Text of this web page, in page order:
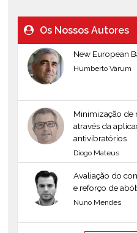
Os Nossos Autores
New European
Humberto Varum
Minimização de
através da
antivibratórios
Diogo Mateus
Avaliação do
e reforço de
Nuno Mendes